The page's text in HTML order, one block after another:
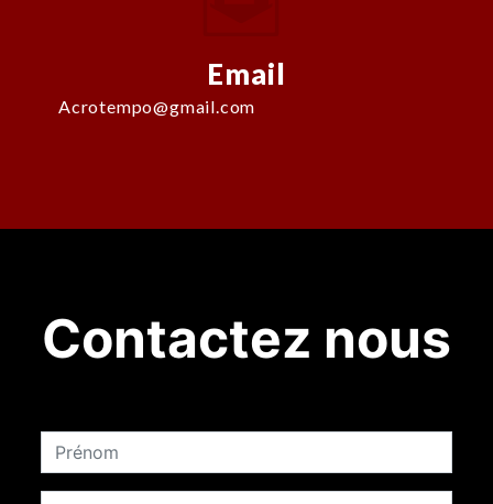
Email
acrotempo@gmail.com
Contactez nous